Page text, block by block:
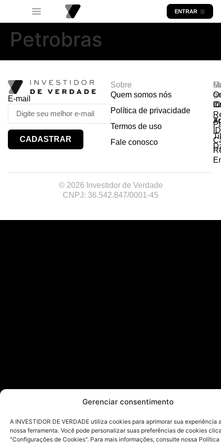
Gerenciar consentimento
A INVESTIDOR DE VERDADE utiliza cookies para aprimorar sua experiência
nossa ferramenta. Você pode personalizar suas preferências de cookies
"Configurações de Cookies". Para mais informações, consulte nossa Política
ENTRAR
Petrobras
E-mail
CADASTRAR
Sobre
Quem somos nós
Política de privacidade
Termos de uso
Fale conosco
© 2026 Investidor de Verdade
CNPJ: 36.542.847/0001-45